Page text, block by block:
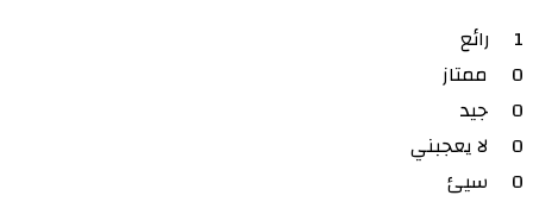
1
رائع
0
ممتاز
0
جيد
0
لا يعجبني
0
سيئ